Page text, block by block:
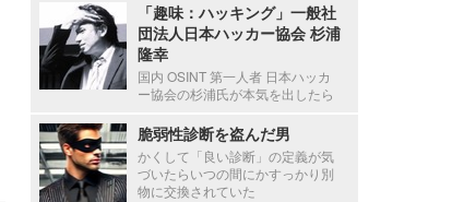
「趣味：ハッキング」一般社
団法人日本ハッカー協会 杉浦
隆幸
国内 OSINT 第一人者 日本ハッカ
ー協会の杉浦氏が本気を出したら
脆弱性診断を盗んだ男
かくして「良い診断」の定義が気
づいたらいつの間にかすっかり別
物に交換されていた